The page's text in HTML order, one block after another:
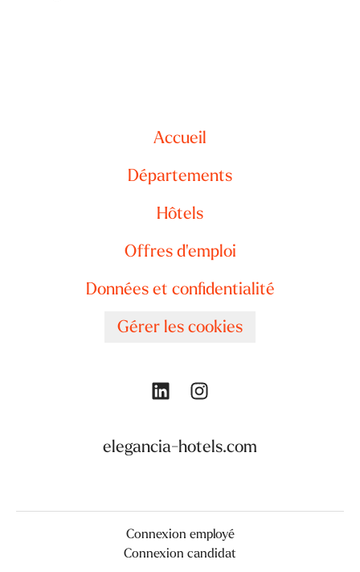
Accueil
Départements
Hôtels
Offres d'emploi
Données et confidentialité
Gérer les cookies
elegancia-hotels.com
Connexion employé
Connexion candidat